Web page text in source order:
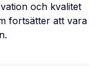
och kvalitet
fortsätter att vara